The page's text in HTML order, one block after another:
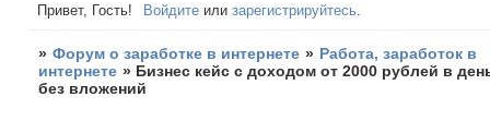
Привет, Гость! Войдите илизарегистрируйтесь
» Форум о заработке в интернете » Работа, заработок в
интернете » Бизнес кейс с доходом от 2000 рублей в
без вложений